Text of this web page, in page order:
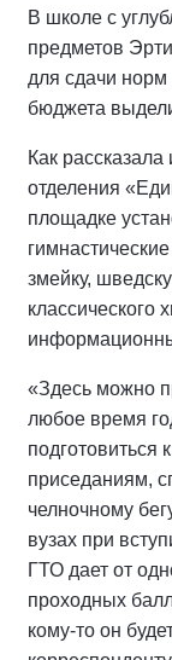
В школе с
предметов
для сдачи
бюджета
Как
отделения
площадке
змейку,
классического
«Здесь можно
любое время
подготовиться
приседаниям,
челночному
вузах при
ГТО дает от
проходных
кому-то он